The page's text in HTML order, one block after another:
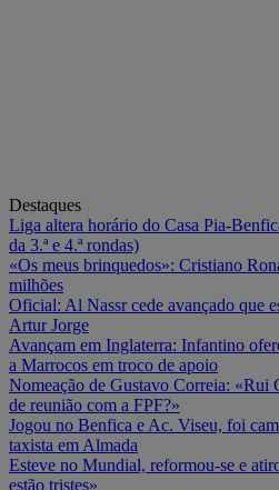
Destaques
Liga altera horário do Casa Pia-
da 3.ª e 4.ª rondas)
«Os meus brinquedos»: Cristiano
milhões
Oficial: Al Nassr cede avançado que
Artur Jorge
Avançam em Inglaterra: Infantino
a Marrocos em troco de apoio
Nomeação de Gustavo Correia: «Rui
de reunião com a FPF?»
Jogou no Benfica e Ac. Viseu, foi
taxista em Almada
Esteve no Mundial, reformou-se e
estão tristes»